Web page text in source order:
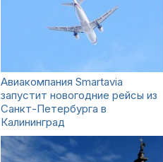
Авиакомпания Smartavia
запустит новогодние рейсы из
Санкт-Петербурга в
Калининград